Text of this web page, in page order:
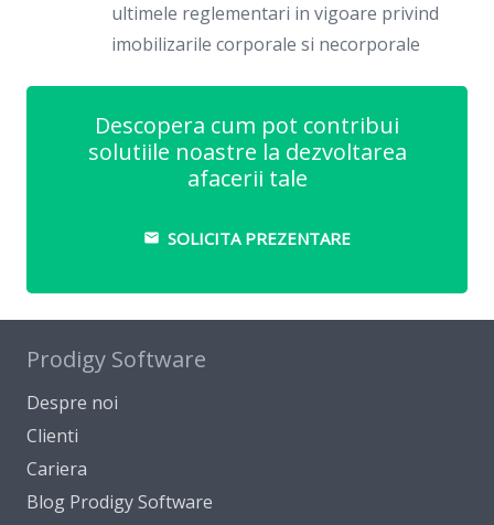
ultimele reglementari in vigoare privind
imobilizarile corporale si necorporale
Descopera cum pot contribui
solutiile noastre la dezvoltarea
afacerii tale
email SOLICITA PREZENTARE
Prodigy Software
Despre noi
Clienti
Cariera
Blog Prodigy Software